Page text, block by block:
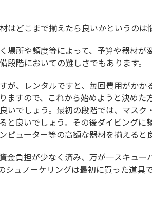
どこまで揃えたら良いかというのは
所や頻度等によって、予算や器材が
段階においての難しさでもあります。
が、レンタルですと、毎回費用がかか
ますので、これから始めようと決めた
いでしょう。最初の段階では、マスク
と良いでしょう。その後ダイビングに
ューター等の高額な器材を揃えると
金負担が少なく済み、万が一スキュー
ュノーケリングは最初に買った道具